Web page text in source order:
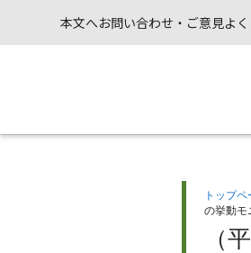
本文へお問い合わせ・ご意見よ
トップペ
の挙動モ
（